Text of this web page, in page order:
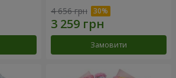
4 656 грн
Замовити